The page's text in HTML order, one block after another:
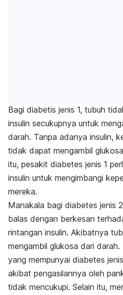
Bagi diabetis jenis 1, tubuh
insulin secukupnya untuk
darah. Tanpa adanya insulin,
tidak dapat mengambil
itu, pesakit diabetes jenis 1
insulin untuk mengimbangi
mereka.
Manakala bagi diabetes jenis
balas dengan berkesan
rintangan insulin. Akibatnya
mengambil glukosa dari
yang mempunyai diabetes
akibat pengasilannya oleh
tidak mencukupi. Selain itu,